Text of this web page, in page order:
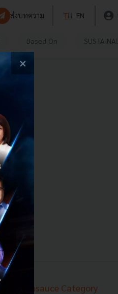
ส่งบทความ TH EN
Based On
Techsauce Category
×